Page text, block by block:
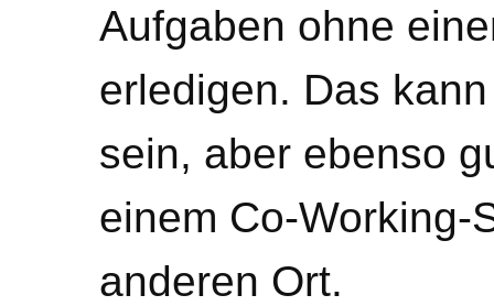
Aufgaben ohne
erledigen. Das
sein, aber ebenso
einem Co-Working-
anderen Ort.